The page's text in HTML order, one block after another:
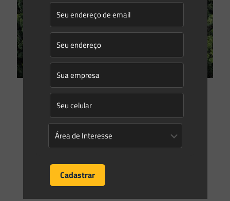
Isabella Dabrowski Pedrinion
06/06/2022
Meio ambiente e comércio internacional: a nova Lei britânica
Em trâmite no Reino Unido desde 2020[1] o Projeto de Lei do
Meio Ambiente, que dá providências sobre metas, planos e